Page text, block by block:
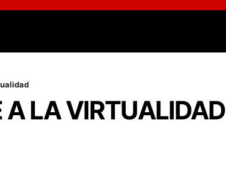
A LA VIRTUALIDAD